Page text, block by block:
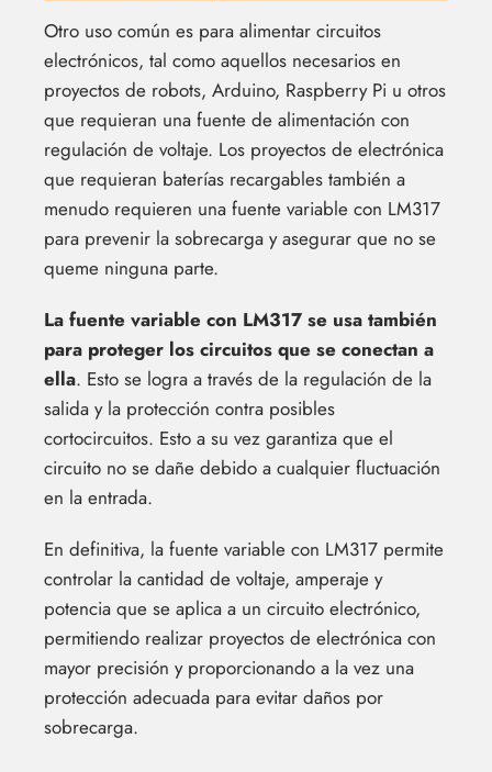
Otro uso común es para alimentar circuitos
electrónicos, tal como aquellos necesarios en
proyectos de robots, Arduino, Raspberry Pi u otros
que requieran una fuente de alimentación con
regulación de voltaje. Los proyectos de electrónica
que requieran baterías recargables también a
menudo requieren una fuente variable con LM317
para prevenir la sobrecarga y asegurar que no se
queme ninguna parte.
La fuente variable con LM317 se usa también
para proteger los circuitos que se conectan a
ella. Esto se logra a través de la regulación de la
salida y la protección contra posibles
cortocircuitos. Esto a su vez garantiza que el
circuito no se dañe debido a cualquier fluctuación
en la entrada.
En definitiva, la fuente variable con LM317 permite
controlar la cantidad de voltaje, amperaje y
potencia que se aplica a un circuito electrónico,
permitiendo realizar proyectos de electrónica con
mayor precisión y proporcionando a la vez una
protección adecuada para evitar daños por
sobrecarga.